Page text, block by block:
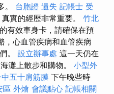
。 台胞證 遺失 記帳士 受
實的經歷非常重要。 竹北
有效車身卡，請確保在預
，心血管疾病和血管疾病
。 設立辦事處 這一天仍在
灘上散步和購物。 小型外
中五十肩筋膜 下午晚些時
區 外燴 會議點心 記帳相關